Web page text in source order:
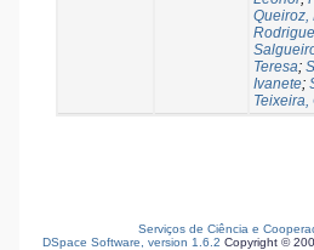
Queiroz,
Teresa;
Ivanete;
Serviços de Ciência e
DSpace Software, version 1.6.2 Copyright ©